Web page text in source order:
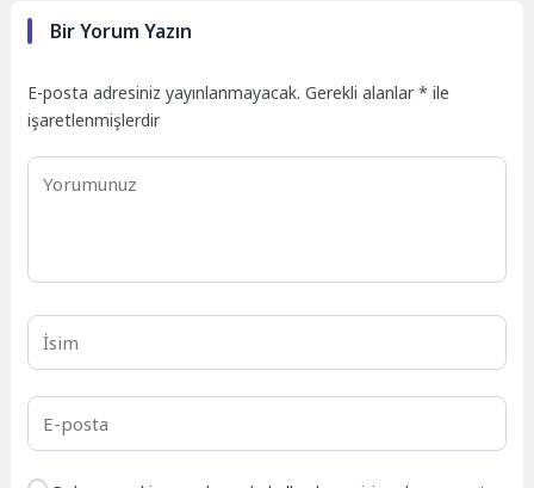
Bir Yorum Yazın
E-posta adresiniz yayınlanmayacak. Gerekli alanlar* ile
işaretlenmişlerdir